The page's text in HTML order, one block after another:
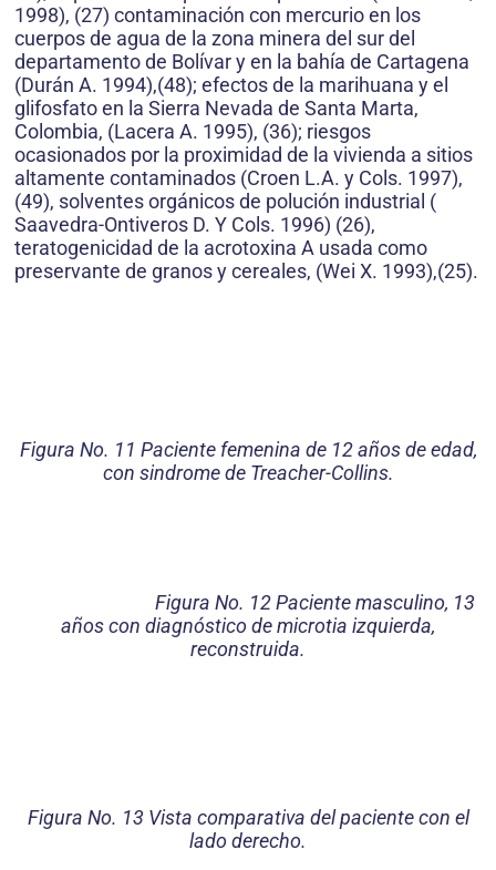
1998), (27) contaminación con mercurio en los
cuerpos de agua de la zona minera del sur del
departamento de Bolívar y en la bahía de Cartagena
(Durán A. 1994),(48); efectos de la marihuana y el
glifosfato en la Sierra Nevada de Santa Marta,
Colombia, (Lacera A. 1995), (36); riesgos
ocasionados por la proximidad de la vivienda a sitios
altamente contaminados (Croen L.A. y Cols. 1997),
(49), solventes orgánicos de polución industrial (
Saavedra-Ontiveros D. Y Cols. 1996) (26),
teratogenicidad de la acrotoxina A usada como
preservante de granos y cereales, (Wei X. 1993),(25).
Figura No. 11 Paciente femenina de 12 años de edad,
con sindrome de Treacher-Collins.
Figura No. 12 Paciente masculino, 13
años con diagnóstico de microtia izquierda,
reconstruida.
Figura No. 13 Vista comparativa del paciente con el
lado derecho.